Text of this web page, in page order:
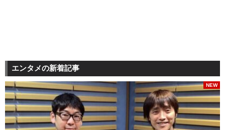
エンタメの新着記事
NEW